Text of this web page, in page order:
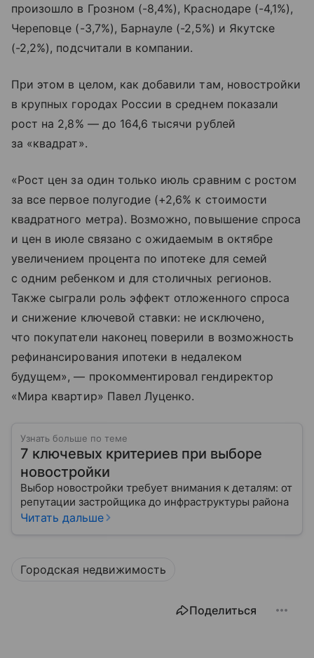
произошло в Грозном (-8,4%), Краснодаре (-4,1%),
Череповце (-3,7%), Барнауле (-2,5%) и Якутске
(-2,2%), подсчитали в компании.
При этом в целом, как добавили там, новостройки
в крупных городах России в среднем показали
рост на 2,8% — до 164,6 тысячи рублей
за «квадрат».
«Рост цен за один только июль сравним с ростом
за все первое полугодие (+2,6% к стоимости
квадратного метра). Возможно, повышение спроса
и цен в июле связано с ожидаемым в октябре
увеличением процента по ипотеке для семей
с одним ребенком и для столичных регионов.
Также сыграли роль эффект отложенного спроса
и снижение ключевой ставки: не исключено,
что покупатели наконец поверили в возможность
рефинансирования ипотеки в недалеком
будущем», — прокомментировал гендиректор
«Мира квартир» Павел Луценко.
Узнать больше по теме
7 ключевых критериев при выборе
новостройки
Выбор новостройки требует внимания к деталям: от
репутации застройщика до инфраструктуры района
Читать дальше
Городская недвижимость
Поделиться